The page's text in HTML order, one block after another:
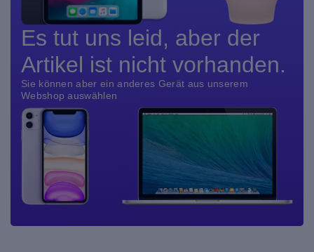
Es tut uns leid, aber der
Artikel ist nicht vorhanden.
Sie können aber ein anderes Gerät aus unserem
Webshop auswählen